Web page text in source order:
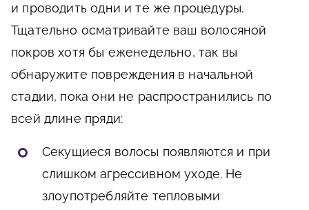
и проводить одни и те же процедуры.
Тщательно осматривайте ваш волосяной
покров хотя бы еженедельно, так вы
обнаружите повреждения в начальной
стадии, пока они не распространились по
всей длине пряди:
Секущиеся волосы появляются и при
слишком агрессивном уходе. Не
злоупотребляйте тепловыми